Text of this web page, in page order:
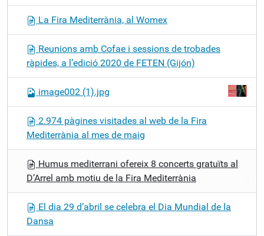
La Fira Mediterrània, al Womex
Reunions amb Cofae i sessions de trobades
ràpides, a l’edició 2020 de FETEN (Gijón)
image002 (1).jpg
2.974 pàgines visitades al web de la Fira
Mediterrània al mes de maig
Humus mediterrani ofereix 8 concerts gratuïts al
D’Arrel amb motiu de la Fira Mediterrània
El dia 29 d’abril se celebra el Dia Mundial de la
Dansa